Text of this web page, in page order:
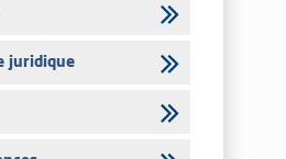
juridique